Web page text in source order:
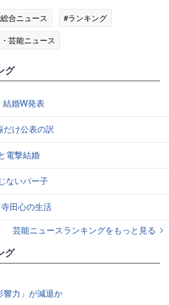
合ニュース
#ランキング
芸能ニュース
グ
婚W発表
だけ公表の訳
電撃結婚
ないパー子
田心の生活
芸能ニュースランキングをもっと見る
グ
響力」が減退か